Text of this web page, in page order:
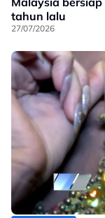
tahun lalu
27/07/2026